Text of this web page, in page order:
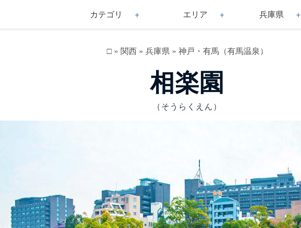
カテゴリ エリア 兵庫県
□» 関西» 兵庫県» 神戸・有馬（有馬温泉）
相楽園
（そうらくえん）